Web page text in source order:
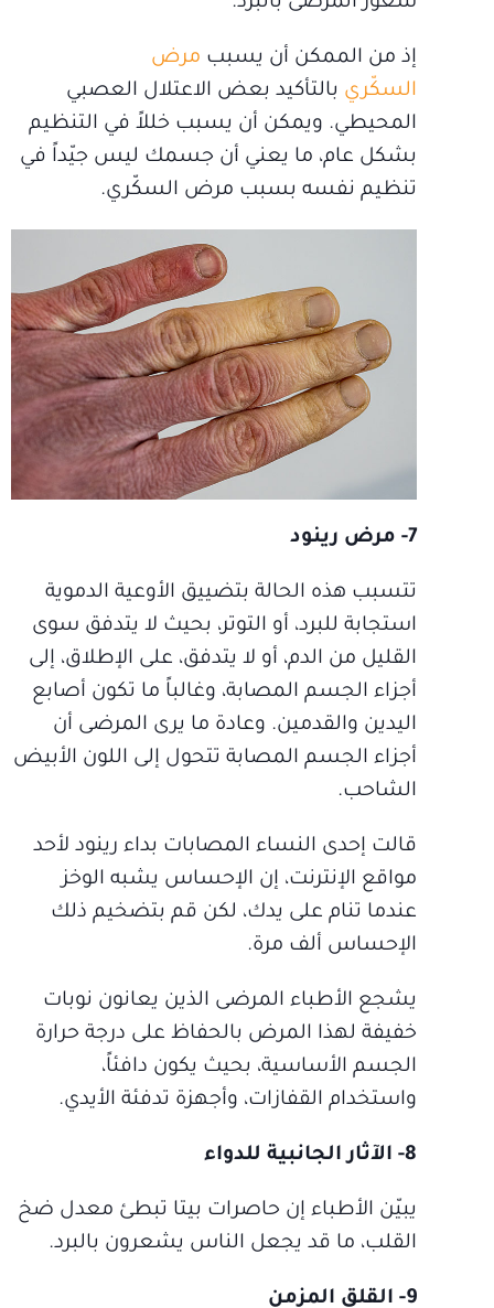
إذ من الممكن أن يسبب مرض
السكّري بالتأكيد بعض الاعتلال العصبي
المحيطي. ويمكن أن يسبب خللاً في التنظيم
بشكل عام، ما يعني أن جسمك ليس جيّداً في
تنظيم نفسه بسبب مرض السكّري.
7- مرض رينود
تتسبب هذه الحالة بتضييق الأوعية الدموية
استجابة للبرد، أو التوتر، بحيث لا يتدفق سوى
القليل من الدم، أو لا يتدفق، على الإطلاق، إلى
أجزاء الجسم المصابة، وغالباً ما تكون أصابع
اليدين والقدمين. وعادة ما يرى المرضى أن
أجزاء الجسم المصابة تتحول إلى اللون الأبيض
الشاحب.
قالت إحدى النساء المصابات بداء رينود لأحد
مواقع الإنترنت، إن الإحساس يشبه الوخز
عندما تنام على يدك، لكن قم بتضخيم ذلك
الإحساس ألف مرة.
يشجع الأطباء المرضى الذين يعانون نوبات
خفيفة لهذا المرض بالحفاظ على درجة حرارة
الجسم الأساسية، بحيث يكون دافئاً،
واستخدام القفازات، وأجهزة تدفئة الأيدي.
8- الآثار الجانبية للدواء
يبيّن الأطباء إن حاصرات بيتا تبطئ معدل ضخ
القلب، ما قد يجعل الناس يشعرون بالبرد.
9- القلق المزمن